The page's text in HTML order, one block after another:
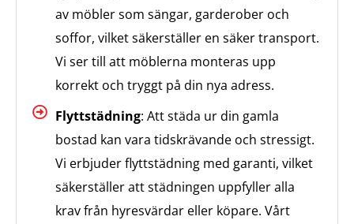
av möbler som sängar, garderober och
soffor, vilket säkerställer en säker transport.
Vi ser till att möblerna monteras upp
korrekt och tryggt på din nya adress.
Flyttstädning: Att städa ur din gamla
bostad kan vara tidskrävande och stressigt.
Vi erbjuder flyttstädning med garanti, vilket
säkerställer att städningen uppfyller alla
krav från hyresvärdar eller köpare. Vårt